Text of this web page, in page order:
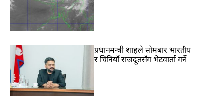
प्रधानमन्त्री शाहले सोमबार भारतीय
र चिनियाँ राजदूतसँग भेटवार्ता गर्ने